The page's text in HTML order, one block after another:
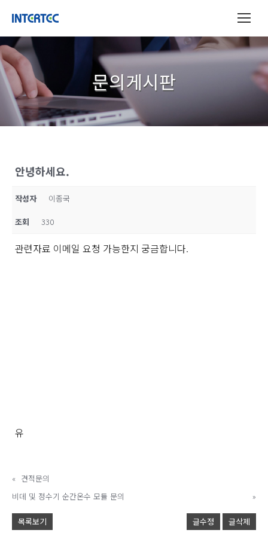
문의게시판
안녕하세요.
작성자 이종국
조회 330
관련자료 이메일 요청 가능한지 궁금합니다.
« 견적문의
비데 및 정수기 순간온수 모듈 문의
»
목록보기 글수정 글삭제